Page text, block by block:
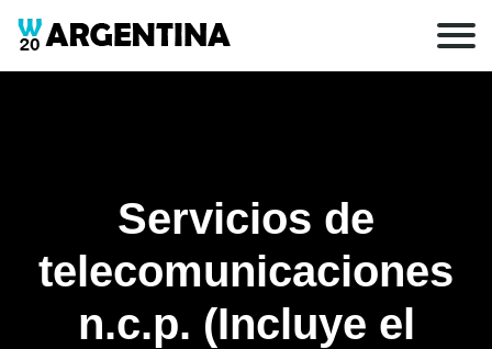
Servicios de
telecomunicaciones
n.c.p. (Incluye el